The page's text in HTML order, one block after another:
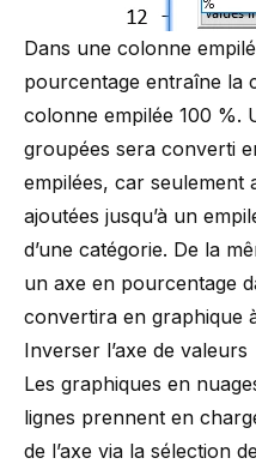
Dans une colonne
pourcentage entraîne la
colonne empilée 100 %.
groupées sera converti
empilées, car seulement
ajoutées jusqu’à un
d’une catégorie. De la
un axe en pourcentage
convertira en graphique
Inverser l’axe de valeurs
Les graphiques en
lignes prennent en
de l’axe via la sélection de